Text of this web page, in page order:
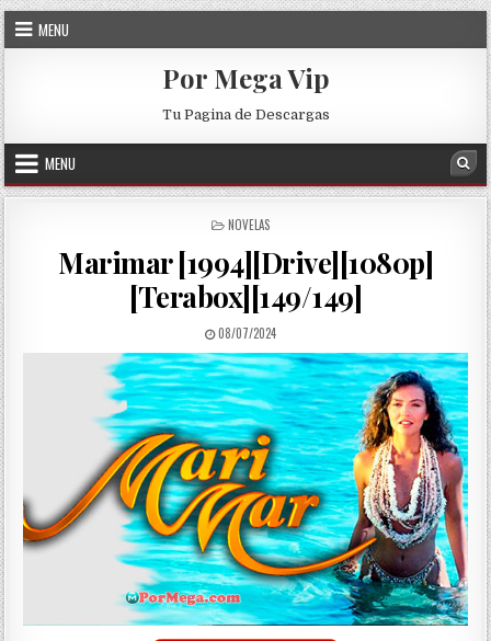
Skip to content
MENU
Por Mega Vip
Tu Pagina de Descargas
MENU
POSTED IN
NOVELAS
Marimar [1994][Drive][1080p]
[Terabox][149/149]
PUBLISHED DATE:
08/07/2024